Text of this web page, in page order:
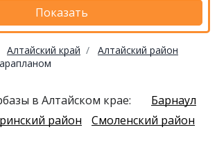
Показать
Алтайский край
Алтайский район
в Алтайском крае:
Барнаул
район Смоленский район
Онежский район